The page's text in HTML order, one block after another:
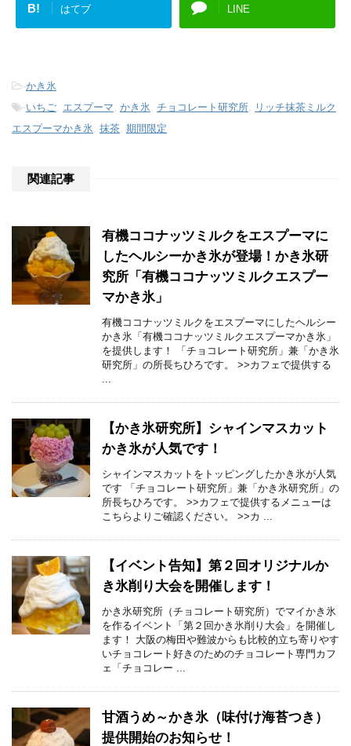
B! はてブ LINE
-かき氷
-いちご エスプーマ かき氷 チョコレート研究所
リッチ抹茶ミルク
エスプーマかき氷 抹茶 期間限定
関連記事
有機ココナッツミルクをエスプーマに
したヘルシーかき氷が登場！かき氷研
究所「有機ココナッツミルクエスプー
マかき氷」
有機ココナッツミルクをエスプーマにしたヘルシー
かき氷「有機ココナッツミルクエスプーマかき氷」
を提供します！ 「チョコレート研究所」兼「かき氷
研究所」の所長ちひろです。 >>カフェで提供する
【かき氷研究所】シャインマスカット
かき氷が人気です！
シャインマスカットをトッピングしたかき氷が人気
です 「チョコレート研究所」兼「かき氷研究所」の
所長ちひろです。 >>カフェで提供するメニューは
こちらよりご確認ください。 >>カ ...
【イベント告知】第２回オリジナルか
き氷削り大会を開催します！
かき氷研究所（チョコレート研究所）でマイかき氷
を作るイベント「第２回かき氷削り大会」を開催し
ます！ 大阪の梅田や難波からも比較的立ち寄りやす
いチョコレート好きのためのチョコレート専門カフ
ェ「チョコレー ...
甘酒うめ～かき氷（味付け海苔つき）
提供開始のお知らせ！